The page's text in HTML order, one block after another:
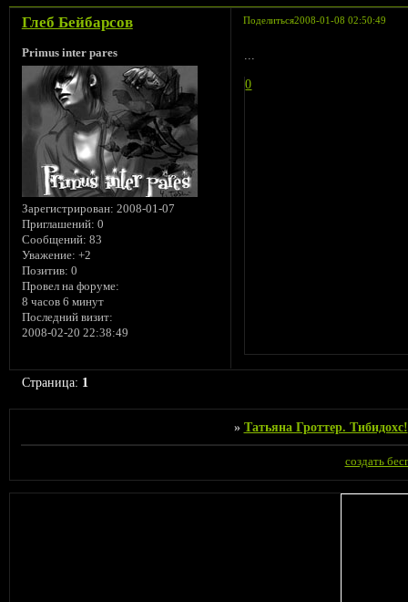
Поделиться2008-01-08 02:50:49
Глеб Бейбарсов
Primus inter pares
Зарегистрирован: 2008-01-07
Приглашений: 0
Сообщений: 83
Уважение: +2
Позитив: 0
Провел на форуме:
8 часов 6 минут
Последний визит:
2008-02-20 22:38:49
0
Страница: 1
» Татьяна Гроттер. Тибидохс!
создать